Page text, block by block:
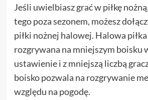
Jeśli uwielbiasz grać w piłkę
tego poza sezonem, możesz
piłki nożnej halowej. Halowa
rozgrywana na mniejszym boisku
ustawienie i z mniejszą liczbą
boisko pozwala na rozgrywanie
względu na pogodę.